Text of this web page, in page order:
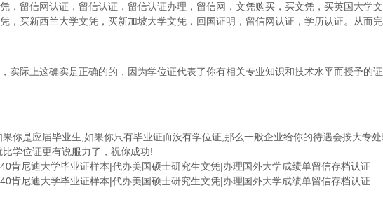
，留信网认证，留信认证，留信认证办理，留信网，文凭购买，买文凭，买英国大学
，买新西兰大学文凭，买新加坡大学文凭，回国证明，留信网认证，学历认证。从而完
实际上这确实是正确的的，因为学位证代表了你有相关专业知识和技术水平而授予的
你是应届毕业生,如果你只有毕业证而没有学位证,那么一般企业给你的待遇会按大专
学位证更有说服力了，祝你成功!
肯尼迪大学毕业证样本|代办美国硕士研究生文凭|办理国外大学成绩单留信存档认证
肯尼迪大学毕业证样本|代办美国硕士研究生文凭|办理国外大学成绩单留信存档认证